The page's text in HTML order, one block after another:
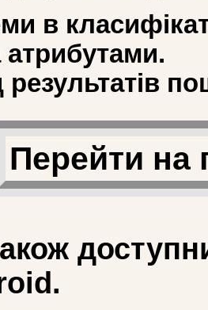
в
Перейти на